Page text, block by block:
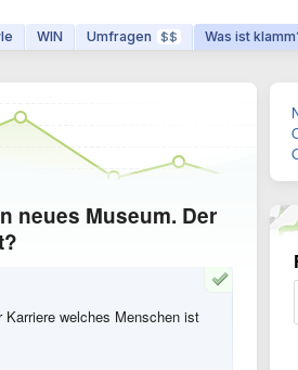
WIN Umfragen $$ Was ist
neues Museum. Der
welches Menschen ist